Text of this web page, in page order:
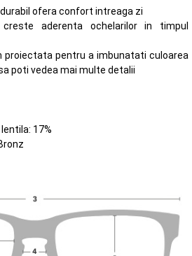
ofera confort intreaga zi
creste aderenta ochelarilor in timpul
proiectata pentru a imbunatati culoarea
poti vedea mai multe detalii
17%